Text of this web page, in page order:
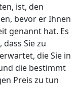
ist, den
bevor er Ihnen
genannt hat. Es
Sie zu
die Sie in
die bestimmt
Preis zu tun